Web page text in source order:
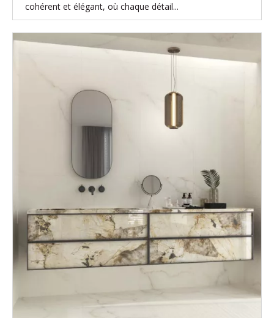
cohérent et élégant, où chaque détail...